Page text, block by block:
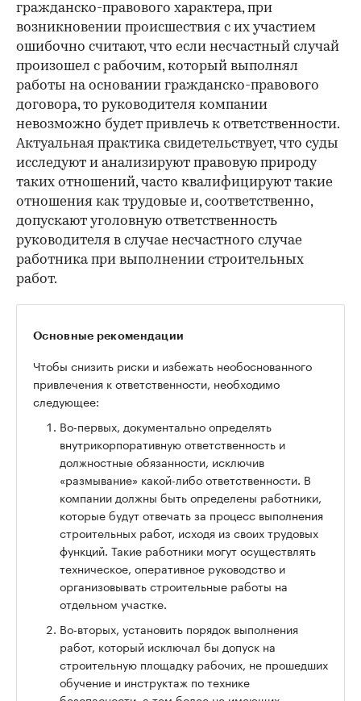
гражданско-правового характера, при
возникновении происшествия с их участием
ошибочно считают, что если несчастный случай
произошел с рабочим, который выполнял
работы на основании гражданско-правового
договора, то руководителя компании
невозможно будет привлечь к ответственности.
Актуальная практика свидетельствует, что суды
исследуют и анализируют правовую природу
таких отношений, часто квалифицируют такие
отношения как трудовые и, соответственно,
допускают уголовную ответственность
руководителя в случае несчастного случае
работника при выполнении строительных
работ.
Основные рекомендации
Чтобы снизить риски и избежать необоснованного
привлечения к ответственности, необходимо
следующее:
Во-первых, документально определять
внутрикорпоративную ответственность и
должностные обязанности, исключив
«размывание» какой-либо ответственности. В
компании должны быть определены работники,
которые будут отвечать за процесс выполнения
строительных работ, исходя из своих трудовых
функций. Такие работники могут осуществлять
техническое, оперативное руководство и
организовывать строительные работы на
отдельном участке.
Во-вторых, установить порядок выполнения
работ, который исключал бы допуск на
строительную площадку рабочих, не прошедших
обучение и инструктаж по технике